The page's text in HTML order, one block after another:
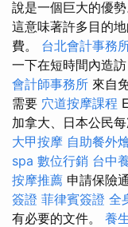
說是一個巨大的優勢
這意味著許多目的
費。 台北會計事務
一下在短時間內造
會計師事務所 來自
需要 穴道按摩課程
加拿大、日本公民
大甲按摩 自助餐外
spa 數位行銷 台中
按摩推薦 申請保險
簽證 菲律賓簽證 全
有必要的文件。 養